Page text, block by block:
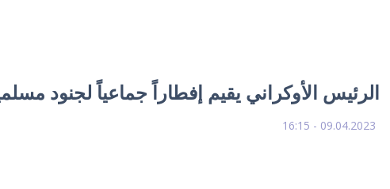
الرئيس الأوكراني يقيم إفطاراً جماعياً لجنود
09.04.2023 - 16:15